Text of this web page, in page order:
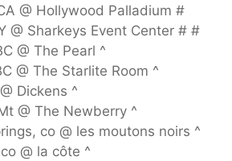
@ Hollywood Palladium #
@ Sharkeys Event Center # #
@ The Pearl ^
@ The Starlite Room ^
Dickens ^
@ The Newberry ^
co @ les moutons noirs ^
@ la côte ^